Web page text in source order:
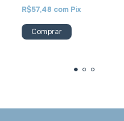
R$57,48 com Pix